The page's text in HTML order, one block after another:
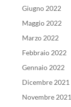
Giugno 2022
Maggio 2022
Marzo 2022
Febbraio 2022
Gennaio 2022
Dicembre 2021
Novembre 2021